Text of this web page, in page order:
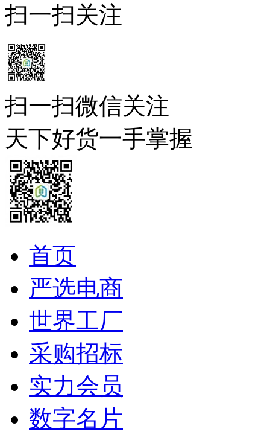
扫一扫关注
扫一扫微信关注
天下好货一手掌握
首页
严选电商
世界工厂
采购招标
实力会员
数字名片